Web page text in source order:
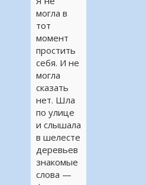
могла в
тот
момент
простить
себя. И не
могла
сказать
нет. Шла
по улице
и слышала
в шелесте
деревьев
знакомые
слова —